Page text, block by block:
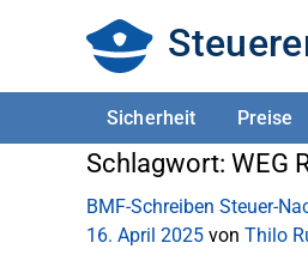
Sicherheit Preise
Schlagwort: WEG
BMF-Schreiben Steuer-
16. April 2025 von Thilo